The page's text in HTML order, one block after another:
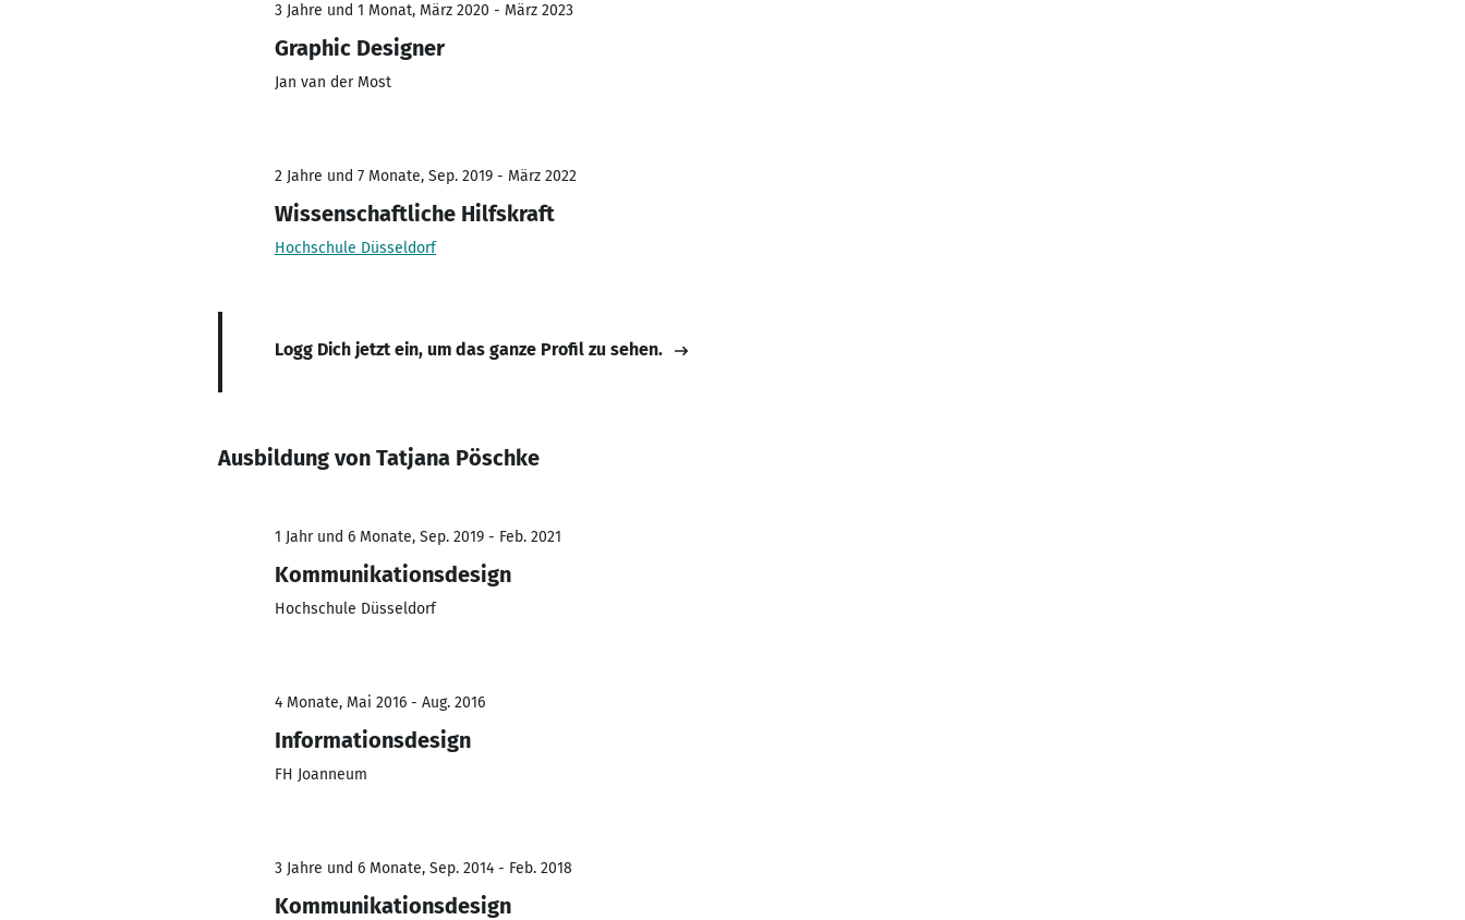
3 Jahre und 1 Monat, März 2020 - März 2023
Graphic Designer
Jan van der Most
2 Jahre und 7 Monate, Sep. 2019 - März 2022
Wissenschaftliche Hilfskraft
Hochschule Düsseldorf
Logg Dich jetzt ein, um das ganze Profil zu sehen.
Ausbildung von Tatjana Pöschke
1 Jahr und 6 Monate, Sep. 2019 - Feb. 2021
Kommunikationsdesign
Hochschule Düsseldorf
4 Monate, Mai 2016 - Aug. 2016
Informationsdesign
FH Joanneum
3 Jahre und 6 Monate, Sep. 2014 - Feb. 2018
Kommunikationsdesign